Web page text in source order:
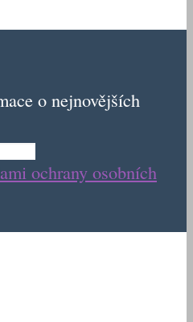
o nejnovějších
ochrany osobních